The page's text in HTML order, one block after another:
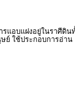
แอบแฝงอยู่ในราศีดิ
ย์ ใช้ประกอบการอ่าน